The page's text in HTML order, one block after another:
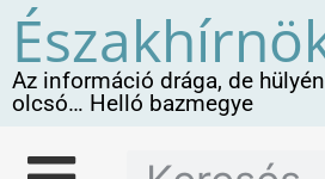
Az információ drága, de
olcsó… Helló bazmegye